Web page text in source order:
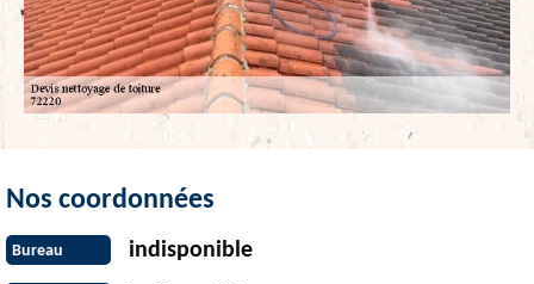
Nos coordonnées
Bureau indisponible